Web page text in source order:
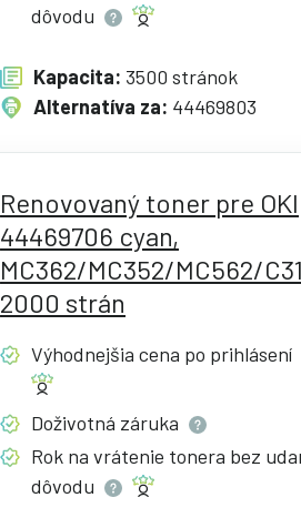
dôvodu
Kapacita: 3500 stránok
Alternatíva za: 44469803
Renovovaný toner pre OKI
44469706 cyan,
MC362/MC352/MC562/
2000 strán
Výhodnejšia cena po prihlásení
Doživotná záruka
Rok na vrátenie tonera bez
dôvodu